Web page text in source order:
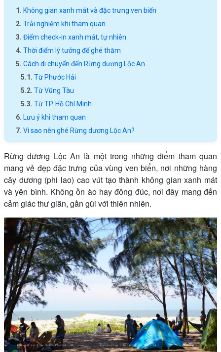
Không gian xanh mát và đặc trưng ven biển
Trải nghiệm khi tham quan
Điểm check-in xanh mát, tự nhiên
Thời điểm lý tưởng để ghé thăm
Cách di chuyển đến Rừng dương Lộc An
Từ Phước Hải
Từ Vũng Tàu
Từ TP. Hồ Chí Minh
Lưu ý khi tham quan
Vì sao nên ghé Rừng dương Lộc An?
Rừng dương Lộc An là một trong những điểm tham quan
mang vẻ đẹp đặc trưng của vùng ven biển, nơi những hàng
cây dương (phi lao) cao vút tạo thành không gian xanh mát
và yên bình. Không ồn ào hay đông đúc, nơi đây mang đến
cảm giác thư giãn, gần gũi với thiên nhiên.